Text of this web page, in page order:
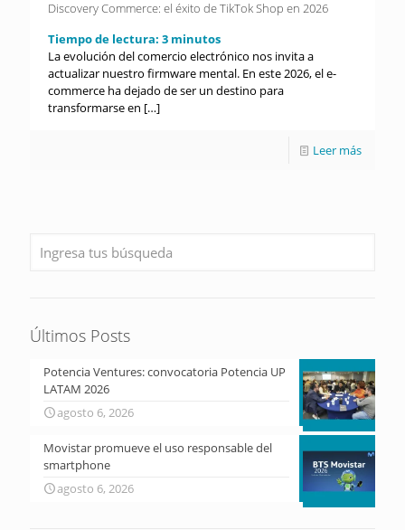
Discovery Commerce: el éxito de TikTok Shop en 2026
Tiempo de lectura: 3 minutos
La evolución del comercio electrónico nos invita a
actualizar nuestro firmware mental. En este 2026, el e-
commerce ha dejado de ser un destino para
transformarse en […]
Leer más
Últimos Posts
Potencia Ventures: convocatoria Potencia UP
LATAM 2026
agosto 6, 2026
Movistar promueve el uso responsable del
smartphone
agosto 6, 2026